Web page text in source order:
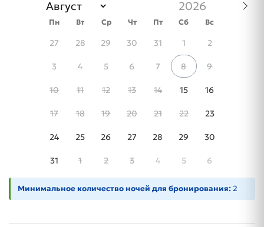
Пн Вт Ср Чт Пт Сб Вс
27 28 29 30 31 1 2
3 4 5 6 7 8 9
10 11 12 13 14 15 16
17 18 19 20 21 22 23
24 25 26 27 28 29 30
31 1 2 3 4 5 6
Минимальное количество ночей для бронирования:2